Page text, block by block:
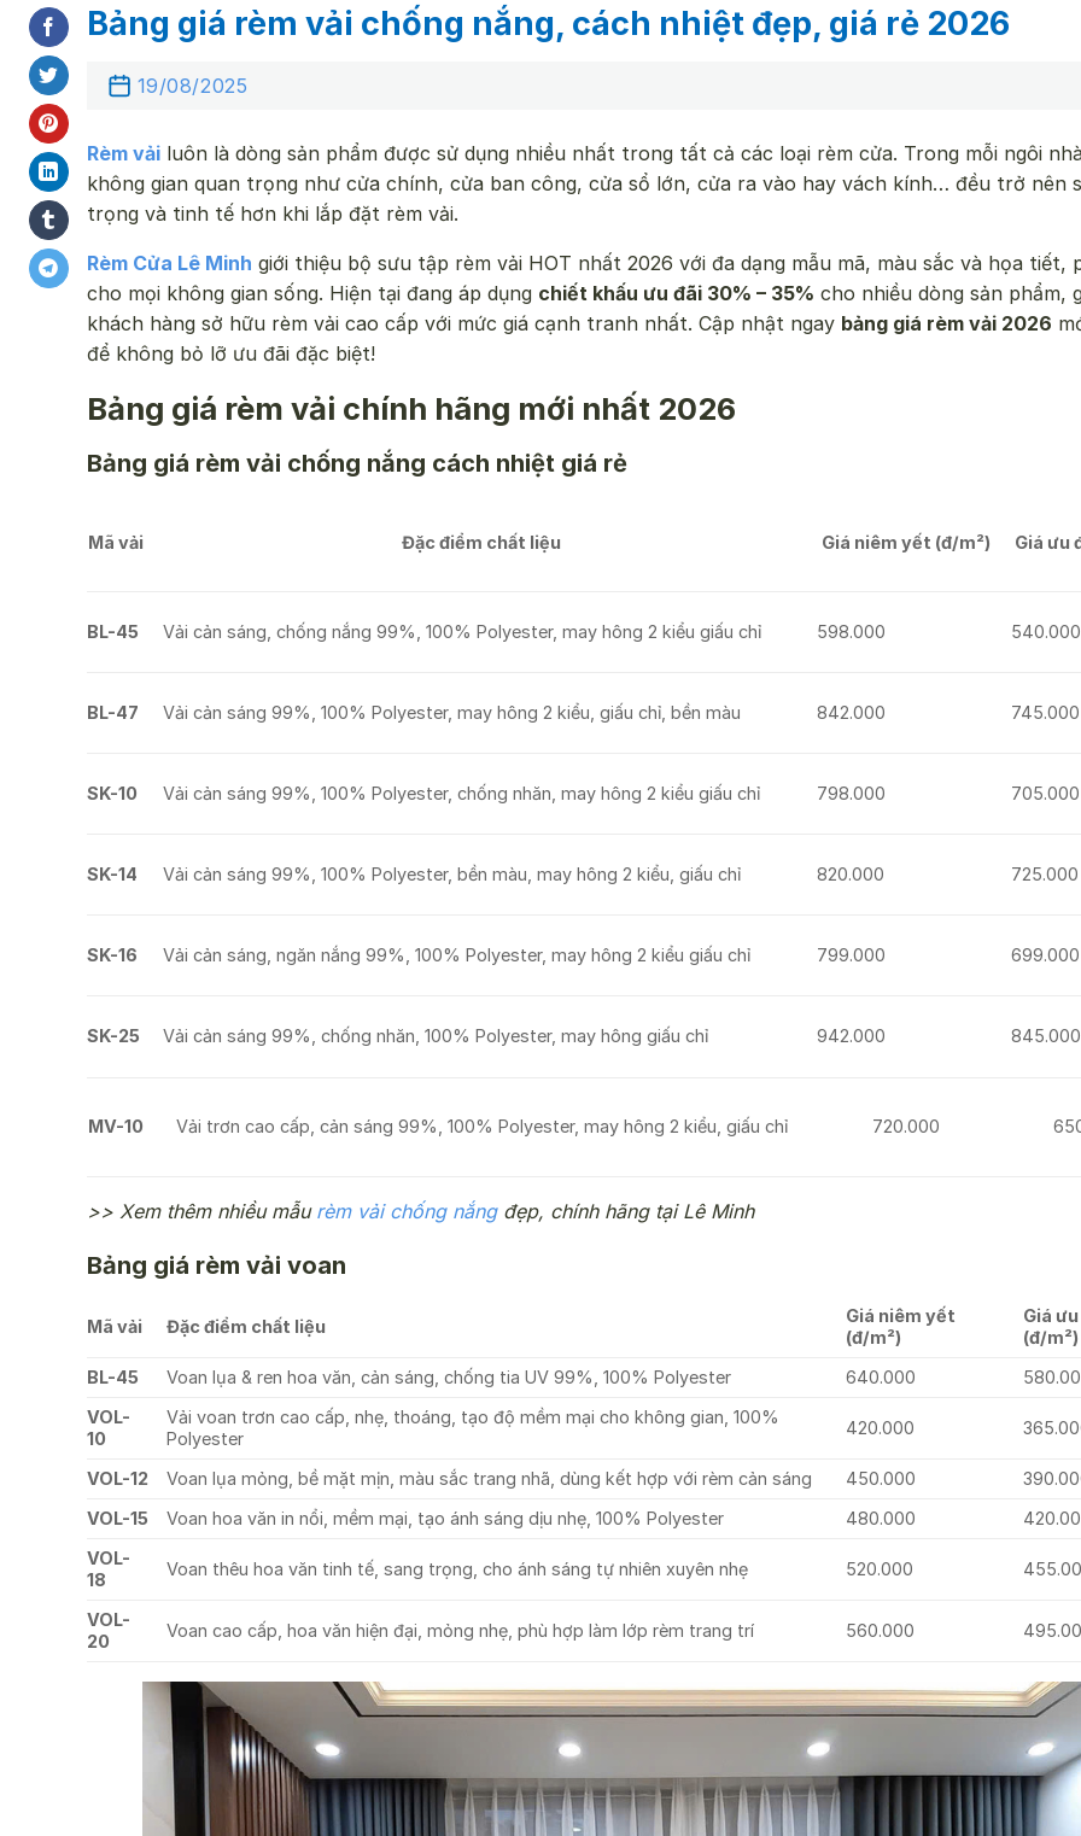
Bảng giá rèm vải chống nắng, cách nhiệt đẹp, giá rẻ 2026
19/08/2025
Rèm vải luôn là dòng sản phẩm được sử dụng nhiều nhất trong tất cả các loại rèm cửa. Trong mỗi ngôi
không gian quan trọng như cửa chính, cửa ban công, cửa sổ lớn, cửa ra vào hay vách kính… đều trở nên
trọng và tinh tế hơn khi lắp đặt rèm vải.
Rèm Cửa Lê Minh giới thiệu bộ sưu tập rèm vải HOT nhất 2026 với đa dạng mẫu mã, màu sắc và họa tiết,
cho mọi không gian sống. Hiện tại đang áp dụng chiết khấu ưu đãi 30% – 35% cho nhiều dòng sản phẩm,
khách hàng sở hữu rèm vải cao cấp với mức giá cạnh tranh nhất. Cập nhật ngay bảng giá rèm vải 2026
để không bỏ lỡ ưu đãi đặc biệt!
Bảng giá rèm vải chính hãng mới nhất 2026
Bảng giá rèm vải chống nắng cách nhiệt giá rẻ
Mã vải Đặc điểm chất liệu Giá niêm yết (đ/m²) Giá ưu
BL-45 Vải cản sáng, chống nắng 99%, 100% Polyester, may hông 2 kiểu giấu chỉ 598.000 540.000
BL-47 Vải cản sáng 99%, 100% Polyester, may hông 2 kiểu, giấu chỉ, bền màu 842.000 745.000
SK-10 Vải cản sáng 99%, 100% Polyester, chống nhăn, may hông 2 kiểu giấu chỉ 798.000 705.000
SK-14 Vải cản sáng 99%, 100% Polyester, bền màu, may hông 2 kiểu, giấu chỉ 820.000 725.000
SK-16 Vải cản sáng, ngăn nắng 99%, 100% Polyester, may hông 2 kiểu giấu chỉ 799.000 699.000
SK-25 Vải cản sáng 99%, chống nhăn, 100% Polyester, may hông giấu chỉ 942.000 845.000
MV-10 Vải trơn cao cấp, cản sáng 99%, 100% Polyester, may hông 2 kiểu, giấu chỉ 720.000
>> Xem thêm nhiều mẫu rèm vải chống nắngđẹp, chính hãng tại Lê Minh
Bảng giá rèm vải voan
Mã vải Đặc điểm chất liệu
Giá niêm yết
(đ/m²)
Giá
(đ/m²)
BL-45
Voan lụa & ren hoa văn, cản sáng, chống tia UV 99%, 100% Polyester 640.000
VOL-
10
Vải voan trơn cao cấp, nhẹ, thoáng, tạo độ mềm mại cho không gian, 100%
Polyester
420.000
VOL-12 Voan lụa mỏng, bề mặt mịn, màu sắc trang nhã, dùng kết hợp với rèm cản sáng 450.000
VOL-15
Voan hoa văn in nổi, mềm mại, tạo ánh sáng dịu nhẹ, 100% Polyester 480.000
VOL-
18
Voan thêu hoa văn tinh tế, sang trọng, cho ánh sáng tự nhiên xuyên nhẹ 520.000
VOL-
20
Voan cao cấp, hoa văn hiện đại, mỏng nhẹ, phù hợp làm lớp rèm trang trí 560.000